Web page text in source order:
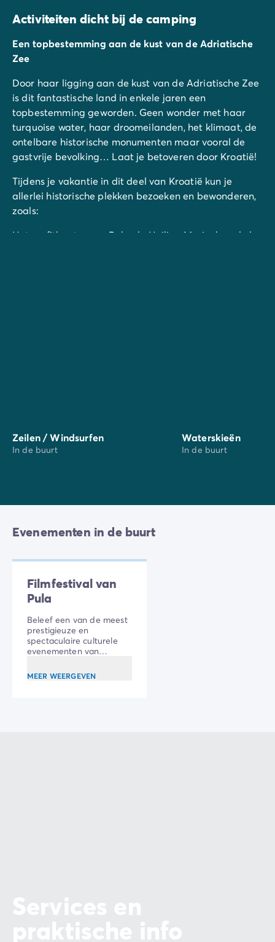
Activiteiten dicht bij de camping
Een topbestemming aan de kust van de Adriatische
Zee
Door haar ligging aan de kust van de Adriatische Zee
is dit fantastische land in enkele jaren een
topbestemming geworden. Geen wonder met haar
turquoise water, haar droomeilanden, het klimaat, de
ontelbare historische monumenten maar vooral de
gastvrije bevolking… Laat je betoveren door Kroatië!
Tijdens je vakantie in dit deel van Kroatië kun je
allerlei historische plekken bezoeken en bewonderen,
zoals:
Het amfitheater van Pula, de Heilige Maria-kapel, de
Zeilen / Windsurfen
In de buurt
Waterskieën
In de buurt
Evenementen in de buurt
Filmfestival van
Pula
Beleef een van de meest
prestigieuze en
spectaculaire culturele
evenementen van
Festival
MEER WEERGEVEN